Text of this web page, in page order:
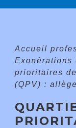
Accueil
Exonérations
prioritaires
(QPV) :